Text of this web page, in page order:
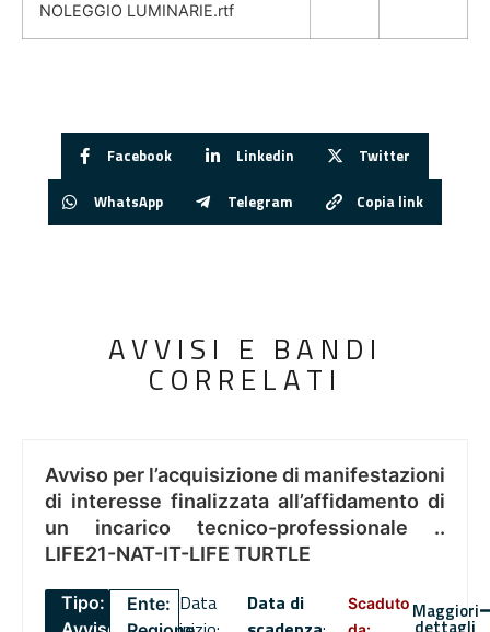
NOLEGGIO LUMINARIE.rtf
Facebook Linkedin Twitter
WhatsApp Telegram Copia link
AVVISI E BANDI
CORRELATI
Avviso per l’acquisizione di manifestazioni
di interesse finalizzata all’affidamento di
un incarico tecnico-professionale ..
LIFE21-NAT-IT-LIFE TURTLE
Tipo:
Ente: Data
Data di
Scaduto Maggiori